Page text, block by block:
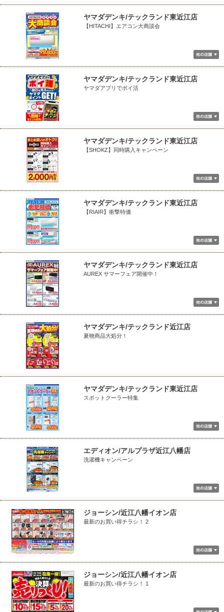
ヤマダデンキ/テックランド東近江店
【HITACHI】エアコン大商談会
ヤマダデンキ/テックランド東近江店
ヤマダアプリでポイ活
ヤマダデンキ/テックランド東近江店
【SHOKZ】同時購入キャンペーン
ヤマダデンキ/テックランド東近江店
【RIAIR】衝撃特価
ヤマダデンキ/テックランド東近江店
AUREX サマーフェア開催中！
ヤマダデンキ/テックランド近江店
夏物商品大処分！
ヤマダデンキ/テックランド東近江店
スポットクーラー特集
エディオン/アルプラザ近江八幡店
洗濯機キャンペーン
ジョーシン/近江八幡イオン店
最新のお買い得チラシ！ 2
ジョーシン/近江八幡イオン店
最新のお買い得チラシ！ 1